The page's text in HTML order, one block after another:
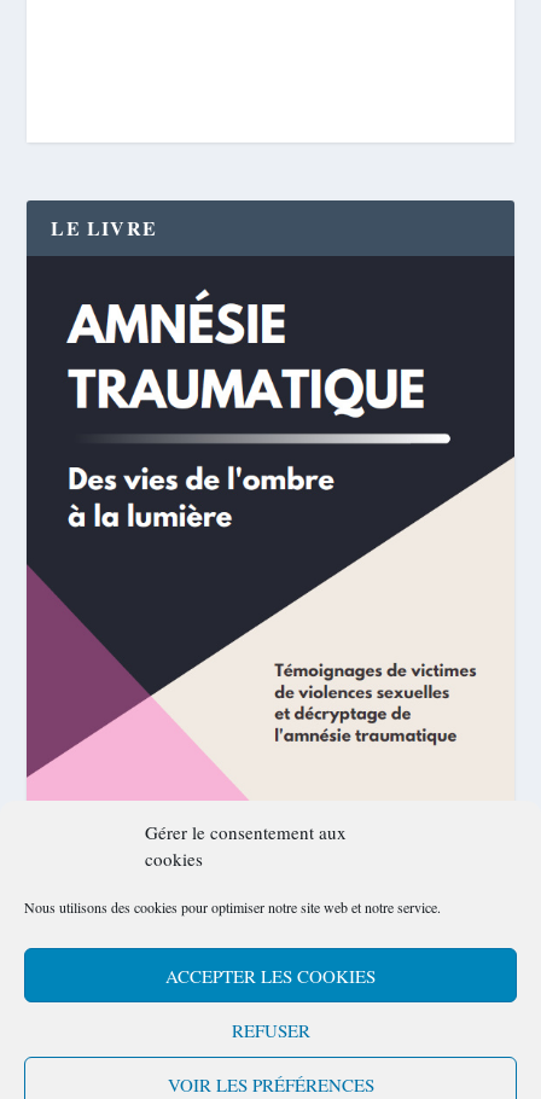
Gérer le consentement aux
cookies
Nous utilisons des cookies pour optimiser notre site web et notre service.
ACCEPTER LES COOKIES
REFUSER
VOIR LES PRÉFÉRENCES
LE LIVRE
Elegant Themes| Propulsé par